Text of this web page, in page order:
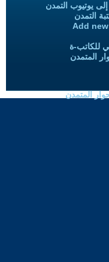
يوتيوب التمدن
التمدن
Add
للكاتب-ة
المتمدن
المتمدن